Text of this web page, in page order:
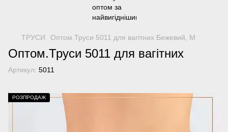
ТРУСИ Оптом.Труси 5011 для вагітних Бежевий, M
Оптом.Труси 5011 для вагітних
Артикул: 5011
РОЗПРОДАЖ